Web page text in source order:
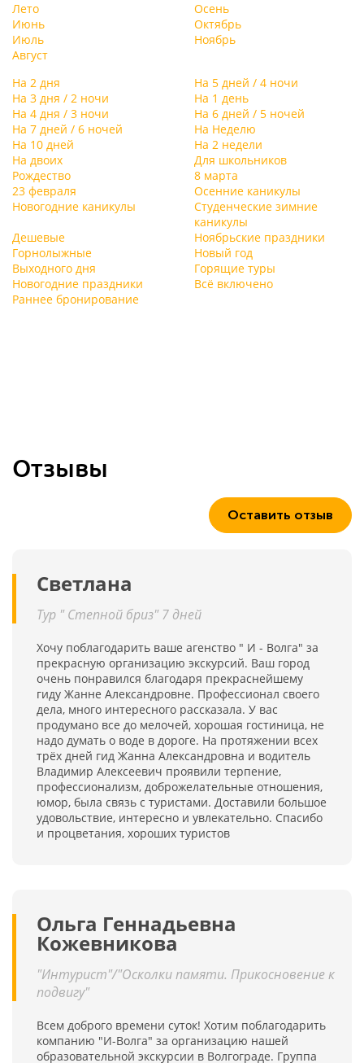
Лето
Июнь
Июль
Август
Осень
Октябрь
Ноябрь
На 2 дня
На 5 дней / 4 ночи
На 3 дня / 2 ночи
На 1 день
На 4 дня / 3 ночи
На 6 дней / 5 ночей
На 7 дней / 6 ночей
На Неделю
На 10 дней
На 2 недели
На двоих
Для школьников
Рождество
8 марта
23 февраля
Осенние каникулы
Новогодние каникулы
Студенческие зимние
каникулы
Дешевые
Ноябрьские праздники
Горнолыжные
Новый год
Выходного дня
Горящие туры
Новогодние праздники
Всё включено
Раннее бронирование
Отзывы
Оставить отзыв
Светлана
Тур " Степной бриз" 7 дней
Хочу поблагодарить ваше агенство " И - Волга" за
прекрасную организацию экскурсий. Ваш город
очень понравился благодаря прекраснейшему
гиду Жанне Александровне. Профессионал своего
дела, много интересного рассказала. У вас
продумано все до мелочей, хорошая гостиница, не
надо думать о воде в дороге. На протяжении всех
трёх дней гид Жанна Александровна и водитель
Владимир Алексеевич проявили терпение,
профессионализм, доброжелательные отношения,
юмор, была связь с туристами. Доставили большое
удовольствие, интересно и увлекательно. Спасибо
и процветания, хороших туристов
Ольга Геннадьевна
Кожевникова
"Интурист"/"Осколки памяти. Прикосновение к
подвигу"
Всем доброго времени суток! Хотим поблагодарить
компанию "И-Волга" за организацию нашей
образовательной экскурсии в Волгограде. Группа